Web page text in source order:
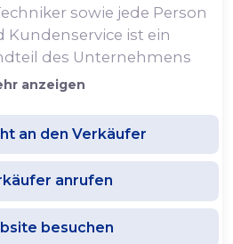
sowie jede Person
ist ein
des Unternehmens
Kunden den
jeder Kunde wichtig. Das
Kunde sein Boot ganz
sei es das ganze Jahr
oder in der
ist die
anzeigen
an den Verkäufer
anrufen
besuchen